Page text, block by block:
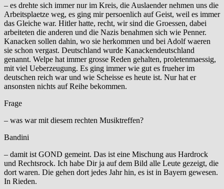
– es drehte sich immer nur im Kreis, die Auslaender nehmen uns die
Arbeitsplaetze weg, es ging mir persoenlich auf Geist, weil es immer
das Gleiche war. Hitler hatte, recht, wir sind die Groessen, dabei
arbeiteten die anderen und die Nazis benahmen sich wie Penner.
Kanacken sollen dahin, wo sie herkommen und bei Adolf waeren
sie schon vergast. Deutschland wurde Kanackendeutschland
genannt. Welpe hat immer grosse Reden gehalten, proletenmaessig,
mit viel Ueberzeugung. Es ging immer wie gut es frueher im
deutschen reich war und wie Scheisse es heute ist. Nur hat er
ansonsten nichts auf Reihe bekommen.
Frage
– was war mit diesem rechten Musiktreffen?
Bandini
– damit ist GOND gemeint. Das ist eine Mischung aus Hardrock
und Rechtsrock. Ich habe Dir ja auf dem Bild alle Leute gezeigt, die
dort waren. Die gehen dort jedes Jahr hin, es ist in Bayern gewesen.
In Rieden.